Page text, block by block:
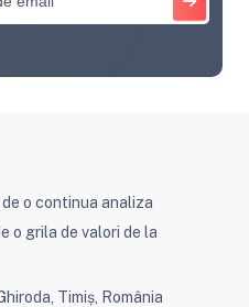
o continua analiza
o grila de valori de la
Timiș, România